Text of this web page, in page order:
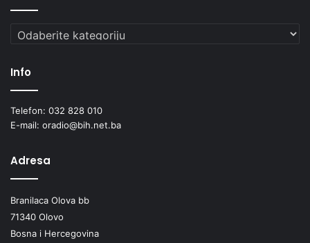
Kategorije
Info
Telefon: 032 828 010
E-mail: oradio@bih.net.ba
Adresa
Branilaca Olova bb
71340 Olovo
Bosna i Hercegovina